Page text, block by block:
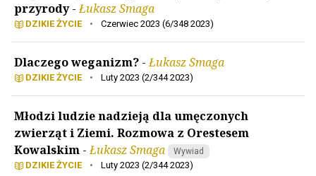
przyrody-Łukasz Smaga
DZIKIE ŻYCIE • Czerwiec 2023 (6/348 2023)
Dlaczego weganizm? -Łukasz Smaga
DZIKIE ŻYCIE • Luty 2023 (2/344 2023)
Młodzi ludzie nadzieją dla umęczonych
zwierząt i Ziemi. Rozmowa z Orestesem
Kowalskim -Łukasz Smaga Wywiad
DZIKIE ŻYCIE • Luty 2023 (2/344 2023)